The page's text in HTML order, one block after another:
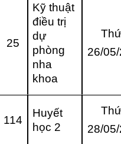
25
Kỹ thuật
điều trị
dự
phòng
nha
khoa
26/
114
Huyết
học 2
28/